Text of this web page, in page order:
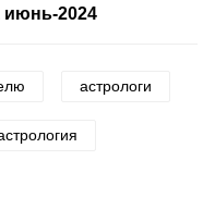
июнь-2024
астрологи